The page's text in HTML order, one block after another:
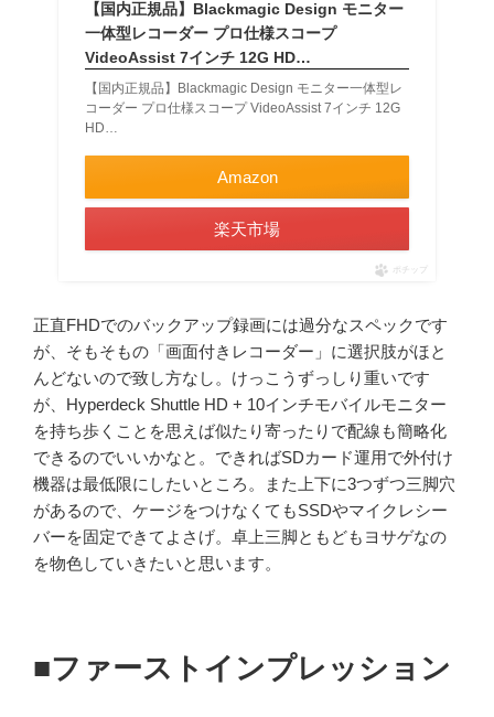
【国内正規品】Blackmagic Design モニター
一体型レコーダー プロ仕様スコープ
VideoAssist 7インチ 12G HD…
【国内正規品】Blackmagic Design モニター一体型レ
コーダー プロ仕様スコープ VideoAssist 7インチ 12G
HD…
Amazon
楽天市場
ポチップ
正直FHDでのバックアップ録画には過分なスペックです
が、そもそもの「画面付きレコーダー」に選択肢がほと
んどないので致し方なし。けっこうずっしり重いです
が、Hyperdeck Shuttle HD + 10インチモバイルモニター
を持ち歩くことを思えば似たり寄ったりで配線も簡略化
できるのでいいかなと。できればSDカード運用で外付け
機器は最低限にしたいところ。また上下に3つずつ三脚穴
があるので、ケージをつけなくてもSSDやマイクレシー
バーを固定できてよさげ。卓上三脚ともどもヨサゲなの
を物色していきたいと思います。
■ファーストインプレッション